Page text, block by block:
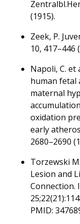
(1915).
Zeek, P.
10, 417–446
Napoli, C.
human fetal
maternal
oxidation
early
2680–2690
Torzewski
Lesion and
Connection.
PMID: